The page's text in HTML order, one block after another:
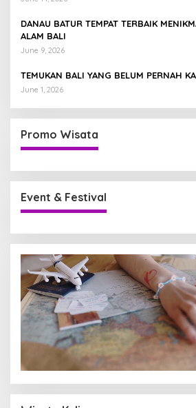
DANAU BATUR TEMPAT TERBAIK
ALAM BALI
June 9, 2026
TEMUKAN BALI YANG BELUM PERNAH
June 1, 2026
Promo Wisata
Event & Festival